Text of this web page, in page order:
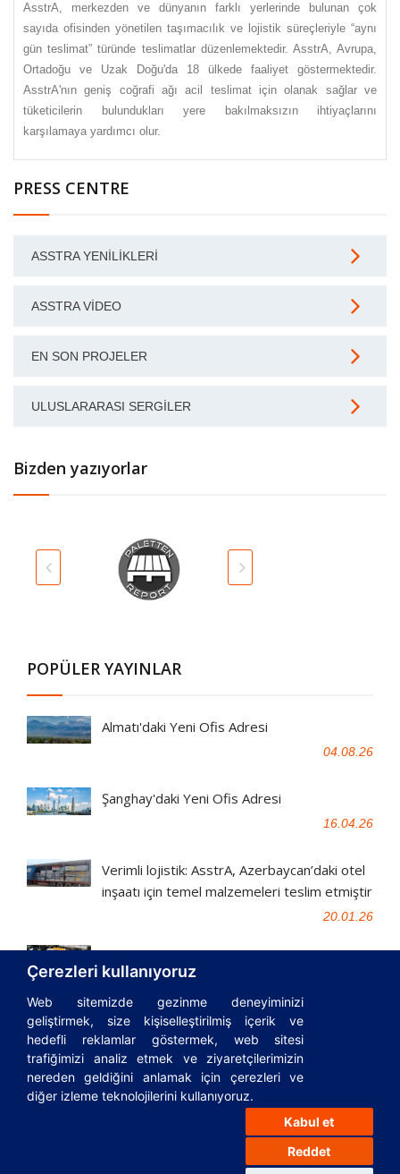
Çerezleri kullanıyoruz
Web sitemizde gezinme deneyiminizi
geliştirmek, size kişiselleştirilmiş içerik ve
hedefli reklamlar göstermek, web sitesi
trafiğimizi analiz etmek ve ziyaretçilerimizin
nereden geldiğini anlamak için çerezleri ve
diğer izleme teknolojilerini kullanıyoruz.
Kabul et
Reddet
AsstrA, merkezden ve dünyanın farklı yerlerinde bulunan çok
sayıda ofisinden yönetilen taşımacılık ve lojistik süreçleriyle “aynı
gün teslimat” türünde teslimatlar düzenlemektedir. AsstrA, Avrupa,
Ortadoğu ve Uzak Doğu'da 18 ülkede faaliyet göstermektedir.
AsstrA'nın geniş coğrafi ağı acil teslimat için olanak sağlar ve
tüketicilerin bulundukları yere bakılmaksızın ihtiyaçlarını
karşılamaya yardımcı olur.
PRESS CENTRE
ASSTRA YENILIKLERI
ASSTRA VIDEO
EN SON PROJELER
ULUSLARARASI SERGILER
Bizden yazıyorlar
POPÜLER YAYINLAR
Almatı'daki Yeni Ofis Adresi
04.08.26
Şanghay'daki Yeni Ofis Adresi
16.04.26
Verimli lojistik: AsstrA, Azerbaycan’daki otel
inşaatı için temel malzemeleri teslim etmiştir
20.01.26
AsstrA Kimya Lojistiği: Finlandiya'dan
Kazakistan'a
© 1995-2026AsstrA-Associated Traffic AG|Incoterms
Lojistik rehberi Privacy Policy | Cookies Policy |FAQ|